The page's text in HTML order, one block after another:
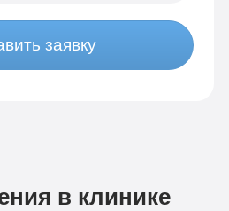
заявку
в клинике